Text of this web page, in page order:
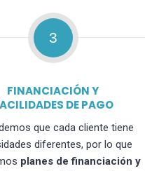
3
FINANCIACIÓN Y
DE PAGO
que cada cliente tiene
diferentes, por lo que
planes de financiación y